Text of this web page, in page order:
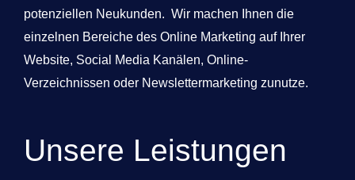
potenziellen Neukunden. Wir machen Ihnen die
einzelnen Bereiche des Online Marketing auf Ihrer
Website, Social Media Kanälen, Online-
Verzeichnissen oder Newslettermarketing zunutze.
Unsere Leistungen